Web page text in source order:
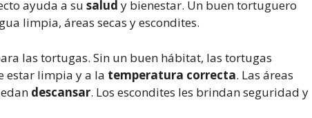
ayuda a su salud y bienestar. Un buen tortuguero
limpia, áreas secas y escondites.
las tortugas. Sin un buen hábitat, las tortugas
estar limpia y a la temperatura correcta. Las áreas
descansar. Los escondites les brindan seguridad y